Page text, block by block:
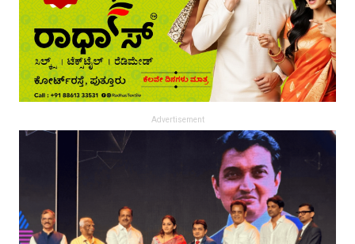
Advertisement